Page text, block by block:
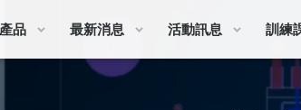
產品 最新消息 活動訊息 訓練